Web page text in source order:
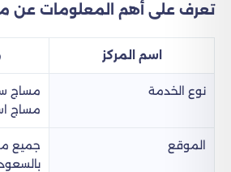
تعرف على أهم المعلومات عن
اسم المركز
نوع الخدمة
مساج
مساج
الموقع
جميع